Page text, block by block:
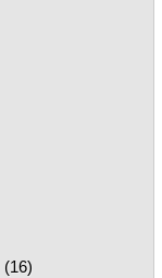
(16)